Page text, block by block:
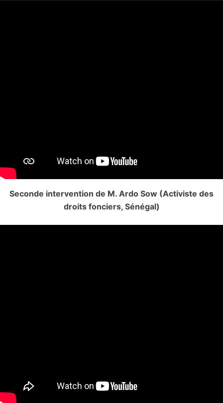
Seconde intervention de M. Ardo Sow (Activiste des
droits fonciers, Sénégal)